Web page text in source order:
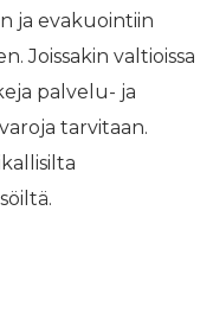
ja evakuointiin
Joissakin valtioissa
palvelu- ja
tarvitaan.